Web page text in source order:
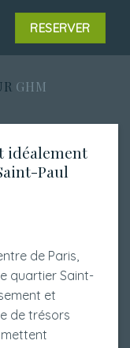
RESERVER
GHM
idéalement
Paul
de Paris,
quartier Saint-
et
de trésors